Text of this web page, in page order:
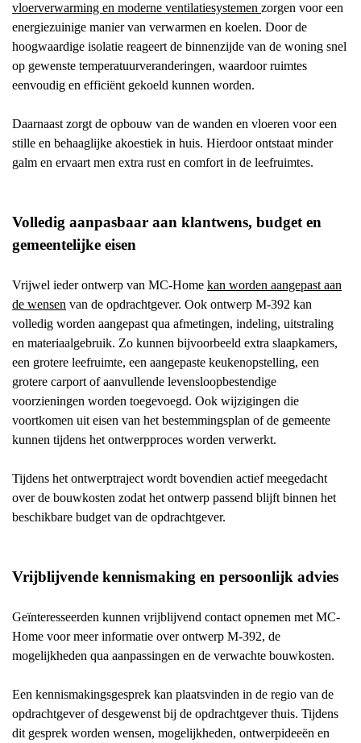
vloerverwarming en moderne ventilatiesystemen zorgen voor een
energiezuinige manier van verwarmen en koelen. Door de
hoogwaardige isolatie reageert de binnenzijde van de woning snel
op gewenste temperatuurveranderingen, waardoor ruimtes
eenvoudig en efficiënt gekoeld kunnen worden.
Daarnaast zorgt de opbouw van de wanden en vloeren voor een
stille en behaaglijke akoestiek in huis. Hierdoor ontstaat minder
galm en ervaart men extra rust en comfort in de leefruimtes.
Volledig aanpasbaar aan klantwens, budget en
gemeentelijke eisen
Vrijwel ieder ontwerp van MC-Home kan worden aangepast aan
de wensen van de opdrachtgever. Ook ontwerp M-392 kan
volledig worden aangepast qua afmetingen, indeling, uitstraling
en materiaalgebruik. Zo kunnen bijvoorbeeld extra slaapkamers,
een grotere leefruimte, een aangepaste keukenopstelling, een
grotere carport of aanvullende levensloopbestendige
voorzieningen worden toegevoegd. Ook wijzigingen die
voortkomen uit eisen van het bestemmingsplan of de gemeente
kunnen tijdens het ontwerpproces worden verwerkt.
Tijdens het ontwerptraject wordt bovendien actief meegedacht
over de bouwkosten zodat het ontwerp passend blijft binnen het
beschikbare budget van de opdrachtgever.
Vrijblijvende kennismaking en persoonlijk advies
Geïnteresseerden kunnen vrijblijvend contact opnemen met MC-
Home voor meer informatie over ontwerp M-392, de
mogelijkheden qua aanpassingen en de verwachte bouwkosten.
Een kennismakingsgesprek kan plaatsvinden in de regio van de
opdrachtgever of desgewenst bij de opdrachtgever thuis. Tijdens
dit gesprek worden wensen, mogelijkheden, ontwerpideeën en